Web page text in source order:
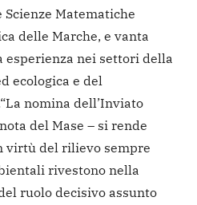
Matematiche
delle Marche, e vanta
esperienza nei settori della
ecologica e del
“La nomina dell’Inviato
del Mase – si rende
virtù del rilievo sempre
rivestono nella
ruolo decisivo assunto